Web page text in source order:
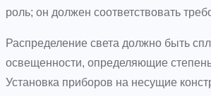
роль; он должен соответствовать
Распределение света должно быть
освещенности, определяющие
Установка приборов на несущие